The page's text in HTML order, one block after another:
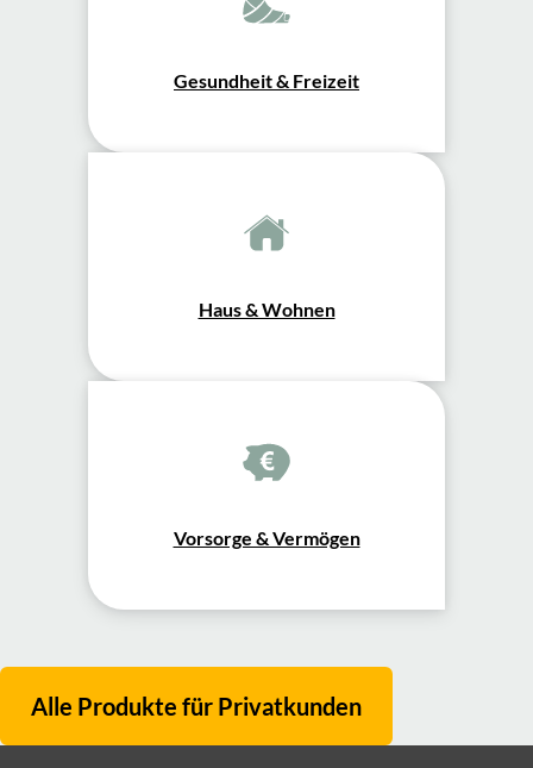
Gesundheit & Freizeit
Haus & Wohnen
Vorsorge & Vermögen
Alle Produkte für Privatkunden